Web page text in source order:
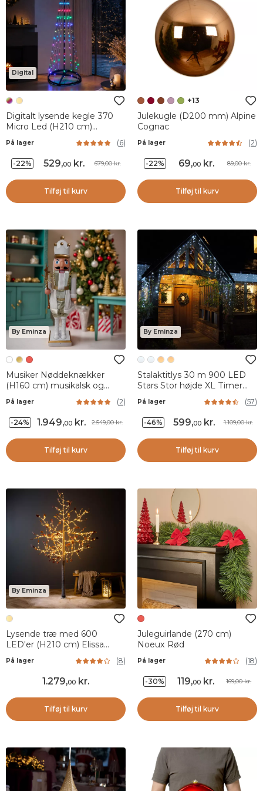
Digital
Digitalt lysende kegle 370
Micro Led (H210 cm)
Blinkende Sort og Flerfarvet
På lager (6)
-22% 529,00kr. 679,00 kr.
Tilføj til kurv
+13
Julekugle (D200 mm) Alpine
Cognac
På lager (2)
-22% 69,00 kr. 89,00 kr.
Tilføj til kurv
By Eminza
Musiker Nøddeknækker
(H160 cm) musikalsk og
animeret Pavel Hvid
På lager (2)
-24% 1.949,00 kr. 2.549,00 kr.
Tilføj til kurv
By Eminza
Stalaktitlys 30 m 900 LED
Stars Stor højde XL Timer
Kold hvid
På lager (57)
-46% 599,00kr. 1.109,00 kr.
Tilføj til kurv
By Eminza
Lysende træ med 600
LED'er (H210 cm) Elissa
Poplar Varm hvid
På lager (8)
1.279,00 kr.
Tilføj til kurv
Juleguirlande (270 cm)
Noeux Rød
På lager (18)
-30% 119,00 kr. 169,00 kr.
Tilføj til kurv